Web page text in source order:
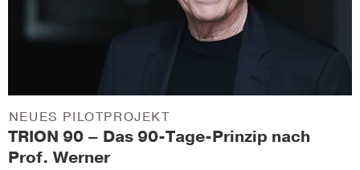
TRION 90 – Das 90-Tage-Prinzip nach
Prof. Werner
NEUES PILOTPROJEKT